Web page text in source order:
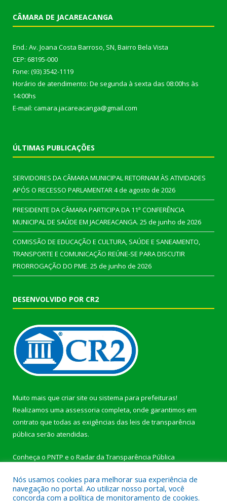
CÂMARA DE JACAREACANGA
End.: Av. Joana Costa Barroso, SN, Bairro Bela Vista
CEP: 68195-000
Fone: (93) 3542-1119
Horário de atendimento: De segunda à sexta das 08:00hs às
14:00hs
E-mail: camara.jacareacanga@gmail.com
ÚLTIMAS PUBLICAÇÕES
SERVIDORES DA CÂMARA MUNICIPAL RETORNAM ÀS ATIVIDADES
APÓS O RECESSO PARLAMENTAR4 de agosto de 2026
PRESIDENTE DA CÂMARA PARTICIPA DA 11ª CONFERÊNCIA
MUNICIPAL DE SAÚDE EM JACAREACANGA. 25 de junho de 2026
COMISSÃO DE EDUCAÇÃO E CULTURA, SAÚDE E SANEAMENTO,
TRANSPORTE E COMUNICAÇÃO REÚNE-SE PARA DISCUTIR
PRORROGAÇÃO DO PME. 25 de junho de 2026
DESENVOLVIDO POR CR2
Muito mais que criar site ou sistema para prefeituras!
Realizamos uma assessoria completa, onde garantimos em
contrato que todas as exigências das leis de transparência
pública serão atendidas.
Conheça o PNTP e o Radar da Transparência Pública
Nós usamos cookies para melhorar sua experiência de
navegação no portal. Ao utilizar nosso portal, você
concorda com a política de monitoramento de cookies.